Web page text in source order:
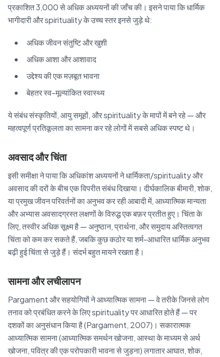
प्रकाशित 3,000 से अधिक अध्ययनों की जाँच की। इसने पाया कि धार्मिक
भागीदारी और spirituality के उच्च स्तर इनसे जुड़े थे:
अधिक जीवन संतुष्टि और खुशी
अधिक आशा और आशावाद
उद्देश्य की एक मज़बूत भावना
बेहतर स्व-मूल्यांकित स्वास्थ्य
ये संबंध संस्कृतियों, आयु समूहों, और spirituality के मापों में बने रहे — और
महत्वपूर्ण प्रतिकूलता का सामना कर रहे लोगों में सबसे अधिक स्पष्ट थे।
अवसाद और चिंता
इसी समीक्षा ने पाया कि अधिकांश अध्ययनों ने धार्मिकता/spirituality और
अवसाद की दरों के बीच एक विपरीत संबंध दिखाया। दीर्घकालिक बीमारी, शोक,
या प्रमुख जीवन परिवर्तनों का अनुभव कर रही आबादी में, आध्यात्मिक मान्यता
और अभ्यास अवसादग्रस्त लक्षणों के विरुद्ध एक बफ़र प्रतीत हुए। चिंता के
लिए, तस्वीर अधिक सूक्ष्म है — अनुष्ठान, प्रार्थना, और समुदाय अस्तित्वगत
चिंता को कम कर सकते हैं, जबकि कुछ कठोर या शर्म-आधारित धार्मिक अनुभव
बढ़ी हुई चिंता से जुड़े हैं। संदर्भ बहुत मायने रखता है।
सामना और लचीलापन
Pargament और सहयोगियों ने आध्यात्मिक सामना — वे तरीके जिनसे लोग
तनाव को प्रबंधित करने के लिए spirituality पर आधारित होते हैं — पर
दशकों का अनुसंधान किया है (Pargament, 2007)। सकारात्मक
आध्यात्मिक सामना (आध्यात्मिक समर्थन खोजना, आस्था के माध्यम से अर्थ
खोजना, पवित्र की एक परोपकारी भावना से जुड़ना) लगातार आघात, शोक,